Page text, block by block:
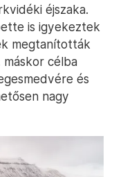
éjszaka.
is igyekeztek
megtanították
célba
és
nagy